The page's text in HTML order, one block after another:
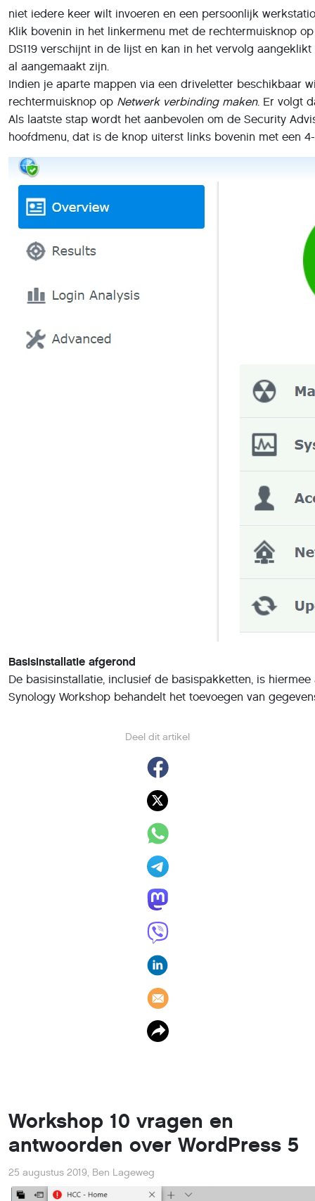
Deel dit artikel
niet iedere keer wilt invoeren en een persoonlijk
Klik bovenin in het linkermenu met de rechtermuisknop
DS119 verschijnt in de lijst en kan in het vervolg
al aangemaakt zijn.
Indien je aparte mappen via een driveletter beschikbaar
rechtermuisknop op Netwerk verbinding maken. Er volgt
Als laatste stap wordt het aanbevolen om de Security
hoofdmenu, dat is de knop uiterst links bovenin met een
Basisinstallatie afgerond
De basisinstallatie, inclusief de basispakketten, is
Synology Workshop behandelt het toevoegen van
Workshop 10 vragen en
antwoorden over WordPress 5
25 augustus 2019, Ben Lageweg